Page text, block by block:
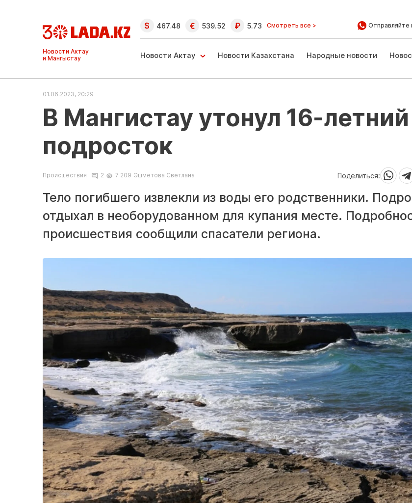
Ақтау және
Манғыстау
жаңалықтары
467.48 539.52 5.73 Смотреть все > Отправляйте
Новости Актау Новости Казахстана Народные новости
01.06.2023, 20:29
В Мангистау утонул 16-летний
подросток
Происшествия 2 7 209 Эшметова Светлана Поделиться:
Тело погибшего извлекли из воды его родственники.
отдыхал в необорудованном для купания месте.
происшествия сообщили спасатели региона.